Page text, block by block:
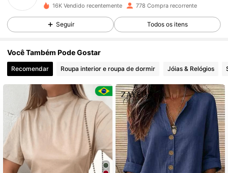
4,47 1.3K Seguidores
4,47 1.3K Seguidores
1.3K Seguidores
4,47 1.3K Seguidores
16K Vendido recentemente 778 Compra recorrente
Seguir Todos os itens
Você Também Pode Gostar
Recomendar Roupa interior e roupa de dormir Jóias & Relógios